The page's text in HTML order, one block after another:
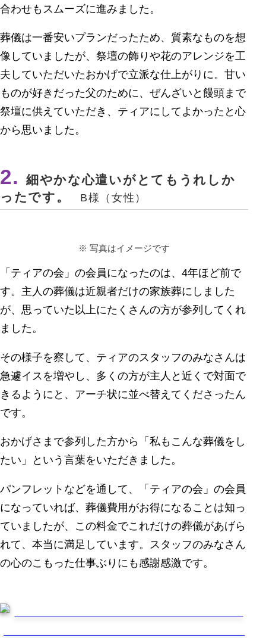
合わせもスムーズに進みました。
葬儀は一番安いプランだったため、質素なものを想
像していましたが、祭壇の飾りや花のアレンジを工
夫していただいたおかげで立派な仕上がりに。甘い
ものが好きだった父のために、ぜんざいと饅頭まで
祭壇に供えていただき、ティアにしてよかったと心
から思いました。
細やかな心遣いがとてもうれしか
ったです。
B様（女性）
写真はイメージです
「ティアの会」の会員になったのは、4年ほど前で
す。主人の葬儀は近親者だけの家族葬にしました
が、思っていた以上にたくさんの方が参列してくれ
ました。
その様子を察して、ティアのスタッフのみなさんは
急遽イスを増やし、多くの方が主人と近くで対面で
きるようにと、アーチ状に並べ替えてくださったん
です。
おかげさまで参列した方から「私もこんな葬儀をし
たい」という言葉をいただきました。
パンフレットなどを通して、「ティアの会」の会員
になっていれば、葬儀費用がお得になることは知っ
ていましたが、この料金でこれだけの葬儀があげら
れて、本当に満足しています。スタッフのみなさん
の心のこもった仕事ぶりにも感謝感激です。